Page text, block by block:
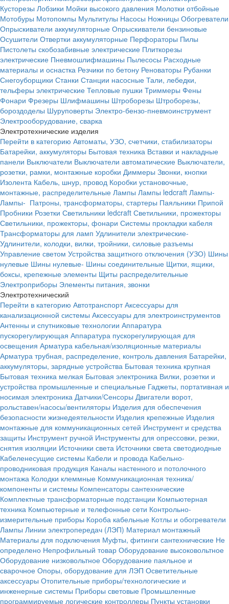
Кусторезы Лобзики Мойки высокого давления Молотки отбойные
Мотобуры Мотопомпы Мультитулы Насосы Ножницы Обогреватели
Опрыскиватели аккумуляторные Опрыскиватели бензиновые
Осушители Отвертки аккумуляторные Перфораторы Пилы
Пистолеты скобозабивные электрические Плиткорезы
электрические Пневмошлифмашины Пылесосы Расходные
материалы и оснастка Резчики по бетону Реноваторы Рубанки
Снегоуборщики Станки Станции насосные Тали, лебедки,
тельферы электрические Тепловые пушки Триммеры Фены
Фонари Фрезеры Шлифмашины Штроборезы Штроборезы,
бороздоделы Шуруповерты Электро-бензо-пневмоинструмент
Электрооборудование, сварка
Электротехнические изделия
Перейти в категорию Автоматы, УЗО, счетчики, стабилизаторы
Батарейки, аккумуляторы Бытовая техника Вставки и накладные
панели Выключатели Выключатели автоматические Выключатели,
розетки, рамки, монтажные коробки Диммеры Звонки, кнопки
Изолента Кабель, шнур, провод Коробки установочные,
монтажные, распределительные Лампы Лампы ledcraft Лампы-
Лампы- Патроны, трансформаторы, стартеры Паяльники Припой
Пробники Розетки Светильники ledcraft Светильники, прожекторы
Светильники, прожекторы, фонари Системы прокладки кабеля
Трансформаторы для ламп Удлинители электрические-
Удлинители, колодки, вилки, тройники, силовые разъемы
Управление светом Устройства защитного отключения (УЗО) Шины
нулевые Шины нулевые- Шины соединительные Щитки, ящики,
боксы, крепежные элементы Щиты распределительные
Электроприборы Элементы питания, звонки
Электротехнический
Перейти в категорию Автотранспорт Аксессуары для
канализационной системы Аксессуары для электроинструментов
Антенны и спутниковые технологии Аппаратура
пускорегулирующая Аппаратура пускорегулирующая для
освещения Арматура кабельная/изоляционные материалы
Арматура трубная, распределение, контроль давления Батарейки,
аккумуляторы, зарядные устройства Бытовая техника крупная
Бытовая техника мелкая Бытовая электроника Вилки, розетки и
устройства промышленные и специальные Гаджеты, портативная и
носимая электроника Датчики/Сенсоры Двигатели ворот,
рольставен/насосы/вентиляторы Изделия для обеспечения
безопасности жизнедеятельности Изделия крепежные Изделия
монтажные для коммуникационных сетей Инструмент и средства
защиты Инструмент ручной Инструменты для опрессовки, резки,
снятия изоляции Источники света Источники света светодиодные
Кабеленесущие системы Кабели и провода Кабельно-
проводниковая продукция Каналы настенного и потолочного
монтажа Колодки клеммные Коммуникационная техника/
компоненты и системы Компенсаторы сантехнические
Комплектные трансформаторные подстанции Компьютерная
техника Компьютерные и телефонные сети Контрольно-
измерительные приборы Короба кабельные Котлы и обогреватели
Лампы Линии электропередач (ЛЭП) Материал монтажный
Материалы для подключения Муфты, фитинги сантехнические Не
определено Непрофильный товар Оборудование высоковольтное
Оборудование низковольтное Оборудование паяльное и
сварочное Опоры, оборудование для ЛЭП Осветительные
аксессуары Отопительные приборы/технологические и
инженерные системы Приборы световые Промышленные
программируемые логические контроллеры Пункты установки